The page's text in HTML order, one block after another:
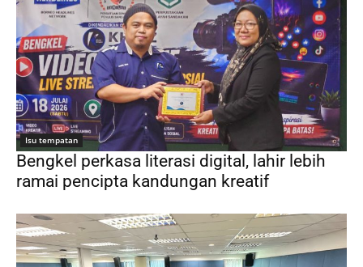
Isu tempatan
Bengkel perkasa literasi digital, lahir lebih
ramai pencipta kandungan kreatif